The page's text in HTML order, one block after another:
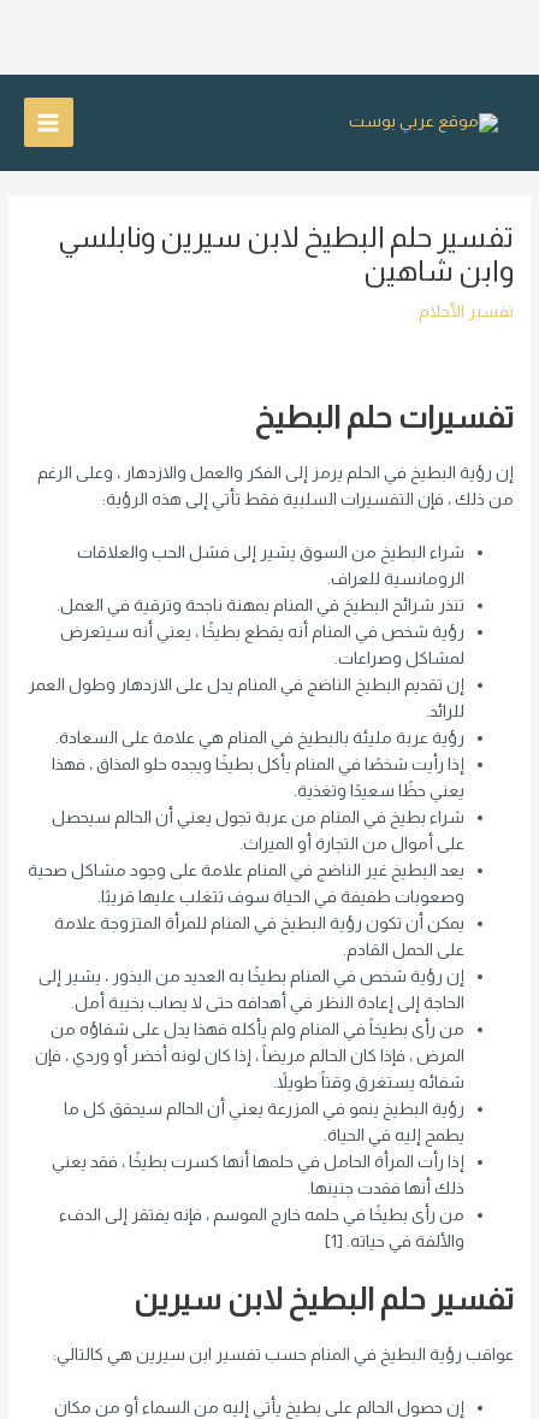
Main
تفسير حلم البطيخ لابن سيرين ونابلسي
وابن شاهين
تفسير الأحلام
تفسيرات حلم البطيخ
إن رؤية البطيخ في الحلم يرمز إلى الفكر والعمل والازدهار ، وعلى الرغم
من ذلك ، فإن التفسيرات السلبية فقط تأتي إلى هذه الرؤية:
شراء البطيخ من السوق يشير إلى فشل الحب والعلاقات
الرومانسية للعراف.
تنذر شرائح البطيخ في المنام بمهنة ناجحة وترقية في العمل.
رؤية شخص في المنام أنه يقطع بطيخًا ، يعني أنه سيتعرض
لمشاكل وصراعات.
إن تقديم البطيخ الناضج في المنام يدل على الازدهار وطول العمر
للرائد.
رؤية عربة مليئة بالبطيخ في المنام هي علامة على السعادة.
إذا رأيت شخصًا في المنام يأكل بطيخًا ويجده حلو المذاق ، فهذا
يعني حظًا سعيدًا وتغذية.
شراء بطيخ في المنام من عربة تجول يعني أن الحالم سيحصل
على أموال من التجارة أو الميراث.
يعد البطيخ غير الناضج في المنام علامة على وجود مشاكل صحية
وصعوبات طفيفة في الحياة سوف تتغلب عليها قريبًا.
يمكن أن تكون رؤية البطيخ في المنام للمرأة المتزوجة علامة
على الحمل القادم.
إن رؤية شخص في المنام بطيخًا به العديد من البذور ، يشير إلى
الحاجة إلى إعادة النظر في أهدافه حتى لا يصاب بخيبة أمل.
من رأى بطيخاً في المنام ولم يأكله فهذا يدل على شفاؤه من
المرض ، فإذا كان الحالم مريضاً ، إذا كان لونه أخضر أو ​​وردي ، فإن
شفائه يستغرق وقتاً طويلاً.
رؤية البطيخ ينمو في المزرعة يعني أن الحالم سيحقق كل ما
يطمح إليه في الحياة.
إذا رأت المرأة الحامل في حلمها أنها كسرت بطيخًا ، فقد يعني
ذلك أنها فقدت جنينها.
من رأى بطيخًا في حلمه خارج الموسم ، فإنه يفتقر إلى الدفء
والألفة في حياته. [1]
تفسير حلم البطيخ لابن سيرين
عواقب رؤية البطيخ في المنام حسب تفسير ابن سيرين هي كالتالي:
إن حصول الحالم على بطيخ يأتي إليه من السماء أو من مكان